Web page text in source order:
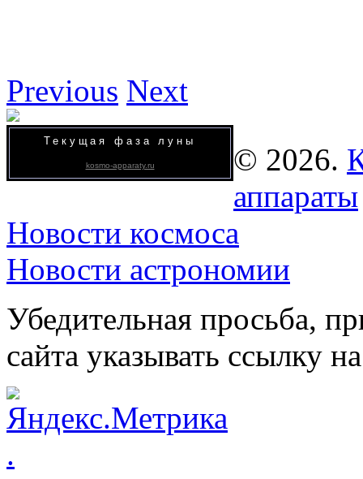
Previous Next
Текущая фаза луны
kosmo-apparaty.ru © 2026.
аппараты
Новости космоса
Новости астрономии
Убедительная просьба,
сайта указывать ссылку
.